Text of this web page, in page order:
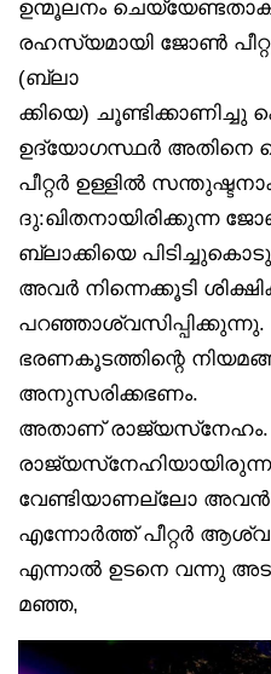
ഉന്മൂലനം
രഹസ്യമായി ജോൺ
(ബ്ലാ
ക്കിയെ)
ഉദ്യോഗസ്ഥർ അതിനെ
പീറ്റർ ഉള്ളിൽ
ദു:ഖിതനായിരിക്കുന്ന
ബ്ലാക്കിയെ
അവർ നിന്നെക്കൂടി
ഭരണകൂടത്തിന്റെ
അനുസരിക്കഭണം.
അതാണ് രാജ്യസ്‌നേഹം.
വേണ്ടിയാണല്ലോ അവൻ
എന്നോർത്ത് പീറ്റർ
എന്നാൽ ഉടനെ വന്നു
മഞ്ഞ,